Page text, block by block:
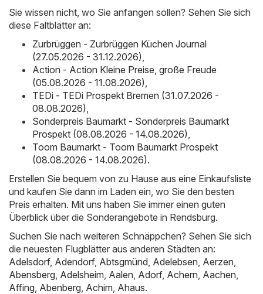
Sie wissen nicht, wo Sie anfangen sollen? Sehen Sie sich
diese Faltblätter an:
Zurbrüggen - Zurbrüggen Küchen Journal
(27.05.2026 - 31.12.2026)
Action - Action Kleine Preise, große Freude
(05.08.2026 - 11.08.2026)
TEDi - TEDi Prospekt Bremen (31.07.2026 -
08.08.2026)
Sonderpreis Baumarkt - Sonderpreis Baumarkt
Prospekt (08.08.2026 - 14.08.2026)
Toom Baumarkt - Toom Baumarkt Prospekt
(08.08.2026 - 14.08.2026).
Erstellen Sie bequem von zu Hause aus eine Einkaufsliste
und kaufen Sie dann im Laden ein, wo Sie den besten
Preis erhalten. Mit uns haben Sie immer einen guten
Überblick über die Sonderangebote in Rendsburg.
Suchen Sie nach weiteren Schnäppchen? Sehen Sie sich
die neuesten Flugblätter aus anderen Städten an:
Adelsdorf, Adendorf, Abtsgmünd Adelebsen Aerzen
Abensberg Adelsheim Aalen Adorf, Achern Aachen
Affing Abenberg Achim Ahaus.